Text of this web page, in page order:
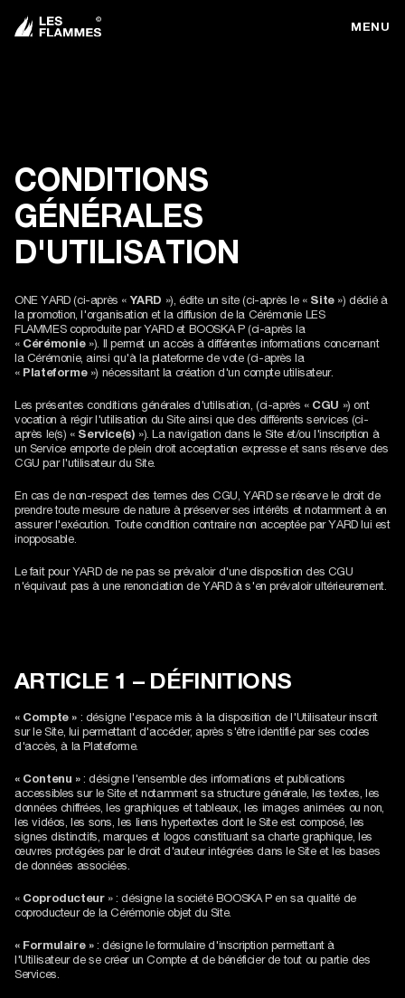
MENU
CONDITIONS
GÉNÉRALES
D'UTILISATION
ONE YARD (ci-après «YARD »), édite un site (ci-après le «Site») dédié à
la promotion, l'organisation et la diffusion de la Cérémonie LES
FLAMMES coproduite par YARD et BOOSKA P (ci-après la
« Cérémonie»). Il permet un accès à différentes informations concernant
la Cérémonie, ainsi qu'à la plateforme de vote (ci-après la
« Plateforme») nécessitant la création d'un compte utilisateur.
Les présentes conditions générales d'utilisation, (ci-après « CGU ») ont
vocation à régir l'utilisation du Site ainsi que des différents services (ci-
après le(s) « Service(s) »). La navigation dans le Site et/ou l'inscription à
un Service emporte de plein droit acceptation expresse et sans réserve des
CGU par l'utilisateur du Site.
En cas de non-respect des termes des CGU, YARD se réserve le droit de
prendre toute mesure de nature à préserver ses intérêts et notamment à en
assurer l'exécution. Toute condition contraire non acceptée par YARD lui est
inopposable.
Le fait pour YARD de ne pas se prévaloir d'une disposition des CGU
n'équivaut pas à une renonciation de YARD à s'en prévaloir ultérieurement.
ARTICLE 1 – DÉFINITIONS
« Compte » : désigne l'espace mis à la disposition de l'Utilisateur inscrit
sur le Site, lui permettant d'accéder, après s'être identifié par ses codes
d'accès, à la Plateforme.
« Contenu »: désigne l'ensemble des informations et publications
accessibles sur le Site et notamment sa structure générale, les textes, les
données chiffrées, les graphiques et tableaux, les images animées ou non,
les vidéos, les sons, les liens hypertextes dont le Site est composé, les
signes distinctifs, marques et logos constituant sa charte graphique, les
œuvres protégées par le droit d'auteur intégrées dans le Site et les bases
de données associées.
« Coproducteur» : désigne la société BOOSKA P en sa qualité de
coproducteur de la Cérémonie objet du Site.
« Formulaire »: désigne le formulaire d'inscription permettant à
l'Utilisateur de se créer un Compte et de bénéficier de tout ou partie des
Services.